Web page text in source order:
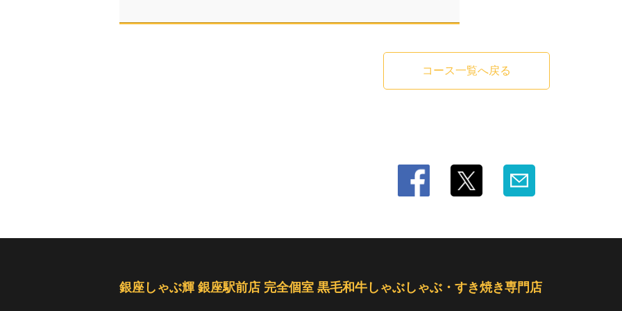
コース一覧へ戻る
銀座しゃぶ輝 銀座駅前店 完全個室 黒毛和牛しゃぶしゃぶ・すき焼き専門店